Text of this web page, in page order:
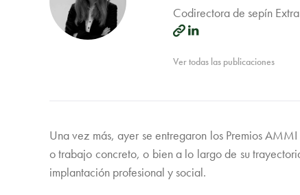
Codirectora de sepín
Ver todas las publicaciones
Una vez más, ayer se entregaron los Premios
o trabajo concreto, o bien a lo largo de su
implantación profesional y social.